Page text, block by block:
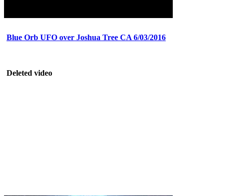
Blue Orb UFO over Joshua Tree CA 6/03/2016
Deleted video